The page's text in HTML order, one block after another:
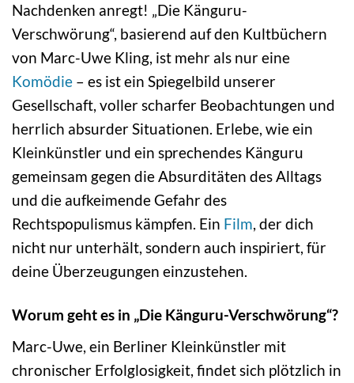
Nachdenken anregt! „Die Känguru-
Verschwörung“, basierend auf den Kultbüchern
von Marc-Uwe Kling, ist mehr als nur eine
Komödie – es ist ein Spiegelbild unserer
Gesellschaft, voller scharfer Beobachtungen und
herrlich absurder Situationen. Erlebe, wie ein
Kleinkünstler und ein sprechendes Känguru
gemeinsam gegen die Absurditäten des Alltags
und die aufkeimende Gefahr des
Rechtspopulismus kämpfen. Ein Film, der dich
nicht nur unterhält, sondern auch inspiriert, für
deine Überzeugungen einzustehen.
Worum geht es in „Die Känguru-Verschwörung“?
Marc-Uwe, ein Berliner Kleinkünstler mit
chronischer Erfolglosigkeit, findet sich plötzlich in